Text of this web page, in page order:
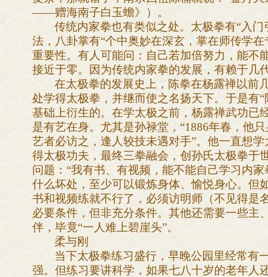
——赠海南子白玉蟾》）。
传统内家拳也有类似之处。太极拳有“入
法，八卦掌有“个中奥妙在深玄，掌在师传学
重要性。有人可能问：自己若加倍努力，能不
接近于零。因为传统内家拳的发展，有赖于几
在太极拳的发展史上，陈拳在杨露禅以前
处学得太极拳，并继而使之名扬天下。于是有
基础上衍生的。在学太极之前，杨露禅武功已
是有艺在身。尤其是孙禄堂，“1886年春，他
艺者必访之，逢人较技未遇对手”。他一直想
得太极功夫，最终三拳融会，创孙氏太极拳于
问题：“我有书、有视频，能不能自己学习内
什么坏处，至少可以锻炼身体、愉悦身心。但
书和视频练就不行了，必须访明师（不见得是
必要条件，但非充分条件。其他还需要一些主
伴，毕竟“一人难上碧崖头”。
柔与刚
当下太极拳练习盛行，早晚公园里经常有
强。但练习要讲科学，如果七八十岁的老年人